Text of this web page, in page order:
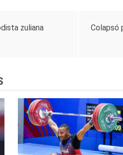
zuliana
Colapsó